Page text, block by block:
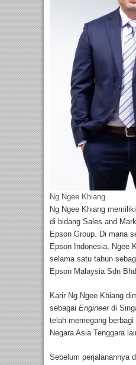
Ng Ngee Khiang
Ng Ngee Khiang
di bidang Sales and
Epson Group. Di mana
Epson Indonesia, Ngee
selama satu tahun
Epson Malaysia Sdn
Karir Ng Ngee Khiang
sebagai Engineer di
telah memegang
Negara Asia Tenggara
Sebelum perjalanannya